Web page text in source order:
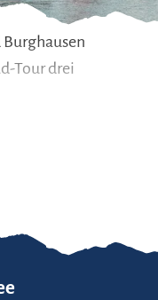
Tour drei